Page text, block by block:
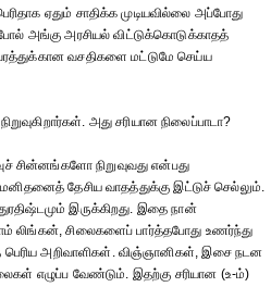
ஏதும் சாதிக்க முடியவில்லை அப்போது
அங்கு அரசியல் விட்டுக்கொடுக்காதத்
வசதிகளை மட்டுமே செய்ய
அது சரியான நிலைப்பாடா?
சின்னங்களோ நிறுவுவது என்பது
தேசிய வாதத்துக்கு இட்டுச் செல்லும்.
இருக்கிறது. இதை நான்
லிங்கன், சிலைகளைப் பார்த்தபோது உணர்ந்து
அறிவாளிகள். விஞ்ஞானிகள், இசை நடன
எழுப்ப வேண்டும். இதற்கு சரியான (உ-ம்)